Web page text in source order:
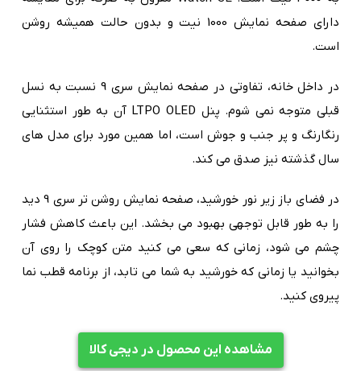
دارای صفحه نمایش 1000 نیت و بدون حالت همیشه روشن
است.
در داخل خانه، تفاوتی در صفحه نمایش سری 9 نسبت به نسل
قبلی متوجه نمی شوم. پنل LTPO OLED آن به طور استثنایی
رنگارنگ و پر جنب و جوش است، اما همین مورد برای مدل های
سال گذشته نیز صدق می کند.
در فضای باز زیر نور خورشید، صفحه نمایش روشن تر سری 9 دید
را به طور قابل توجهی بهبود می بخشد. این باعث کاهش فشار
چشم می شود، زمانی که سعی می کنید متن کوچک را روی آن
بخوانید یا زمانی که خورشید به شما می تابد، از برنامه قطب نما
پیروی کنید.
مشاهده این محصول در دیجی کالا